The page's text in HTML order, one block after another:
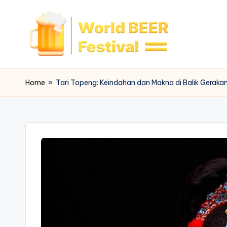
W
o
d
Home » Tari Topeng: Keindahan dan Makna di Balik